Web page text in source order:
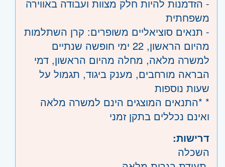
- הזדמנות להיות חלק מצוות ועבודה באווירה
משפחתית
- תנאים סוציאליים משופרים: קרן השתלמות
מהיום הראשון, 22 ימי חופשה שנתיים
למשרה מלאה, מחלה מהיום הראשון, דמי
הבראה מורחבים, מענק ביגוד, תגמול על
שעות נוספות
* *התנאים המוצגים הינם למשרה מלאה
ואינם נכללים בתקן זמני
דרישות:
השכלה